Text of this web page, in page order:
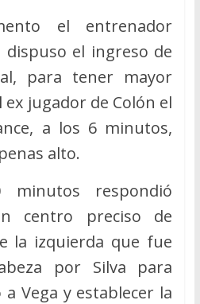
el entrenador
dispuso el ingreso de
para tener mayor
jugador de Colón el
a los 6 minutos,
alto.
respondió
centro preciso de
la izquierda que fue
por Silva para
Vega y establecer la